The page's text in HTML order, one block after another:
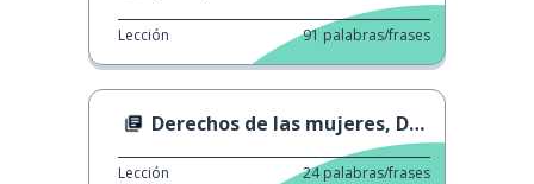
Lección 91 palabras/frases
Derechos de las mujeres, Derechos Humanos
Lección 24 palabras/frases